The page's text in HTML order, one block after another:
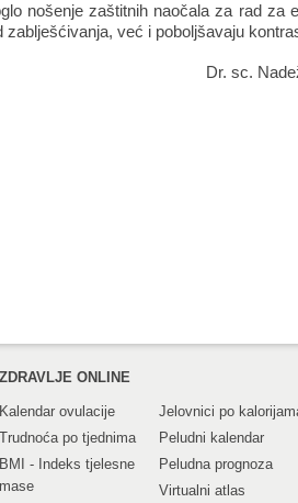
nošenje zaštitnih naočala za rad za
zablješćivanja, već i poboljšavaju
Dr. sc.
ZDRAVLJE ONLINE
Kalendar ovulacije
Trudnoća po tjednima
BMI - Indeks tjelesne
mase
Jelovnici po
Peludni kalendar
Peludna prognoza
Virtualni atlas